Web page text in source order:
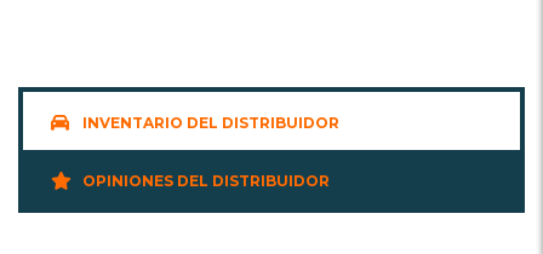
INVENTARIO DEL DISTRIBUIDOR
OPINIONES DEL DISTRIBUIDOR